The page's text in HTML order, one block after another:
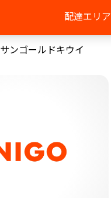
配達エリア
サンゴールドキウイ